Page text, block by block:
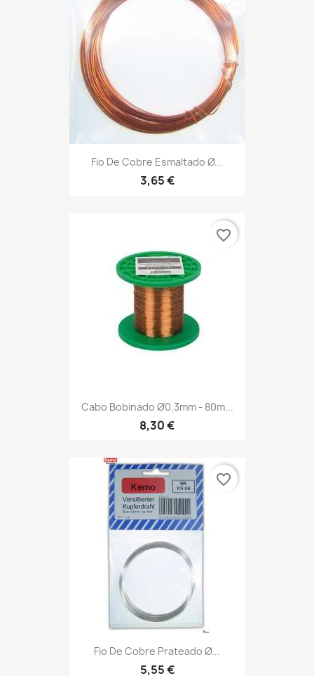
Fio De Cobre Esmaltado Ø...
3,65 €
Cabo Bobinado Ø0.3mm - 80m...
8,30 €
favorite_border
Fio De Cobre Prateado Ø...
5,55 €
favorite_border